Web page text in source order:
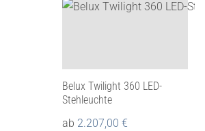
Belux Twilight 360 LED-
Stehleuchte
ab 2.207,00 €